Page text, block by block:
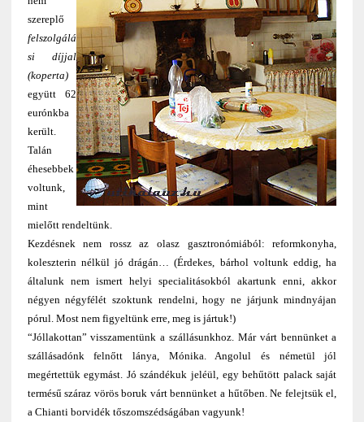
szereplő
felszolgálá
si díjjal
(koperta)
együtt 62
eurónkba
került.
Talán
éhesebbek
voltunk,
mint
mielőtt rendeltünk.
Kezdésnek nem rossz az olasz gasztronómiából: reformkonyha,
koleszterin nélkül jó drágán… (Érdekes, bárhol voltunk eddig, ha
általunk nem ismert helyi specialitásokból akartunk enni, akkor
négyen négyfélét szoktunk rendelni, hogy ne járjunk mindnyájan
pórul. Most nem figyeltünk erre, meg is jártuk!)
“Jóllakottan” visszamentünk a szállásunkhoz. Már várt bennünket a
szállásadónk felnőtt lánya, Mónika. Angolul és németül jól
megértettük egymást. Jó szándékuk jeléül, egy behűtött palack saját
termésű száraz vörös boruk várt bennünket a hűtőben. Ne felejtsük el,
a Chianti borvidék tőszomszédságában vagyunk!